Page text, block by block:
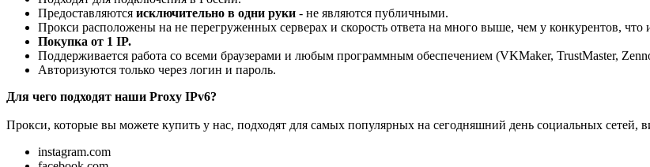
Предоставляются исключительно в одни руки - не являются публичными.
Прокси расположены на не перегруженных серверах и скорость ответа на много выше, чем у конкурентов,
Покупка от 1 IP.
Поддерживается работа со всеми браузерами и любым программным обеспечением (VKMaker, TrustMaster,
Авторизуются только через логин и пароль.
Для чего подходят наши Proxy IPv6?
Прокси, которые вы можете купить у нас, подходят для самых популярных на сегодняшний день социальных сетей,
instagram.com